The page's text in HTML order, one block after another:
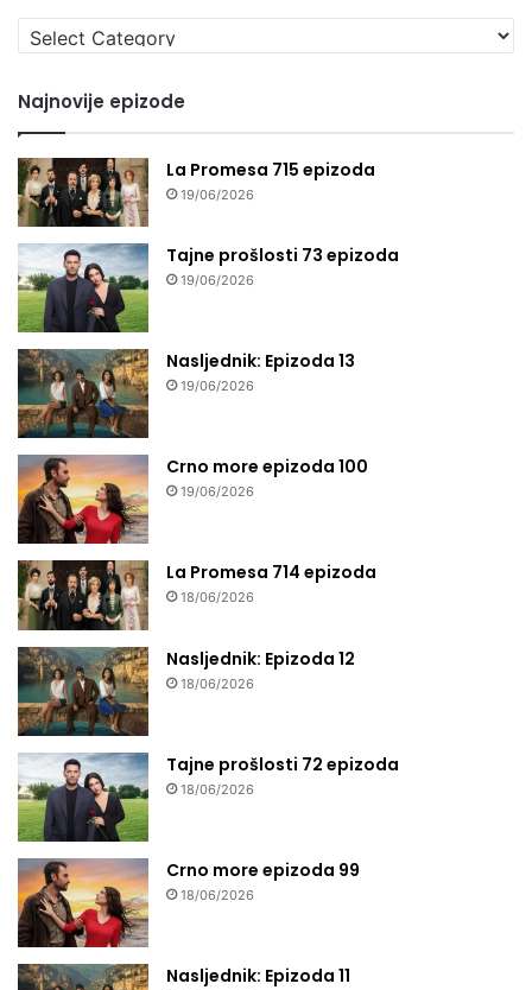
Izaberi
seriju
Najnovije epizode
La Promesa 715 epizoda
19/06/2026
Tajne prošlosti 73 epizoda
19/06/2026
Nasljednik: Epizoda 13
19/06/2026
Crno more epizoda 100
19/06/2026
La Promesa 714 epizoda
18/06/2026
Nasljednik: Epizoda 12
18/06/2026
Tajne prošlosti 72 epizoda
18/06/2026
Crno more epizoda 99
18/06/2026
Nasljednik: Epizoda 11